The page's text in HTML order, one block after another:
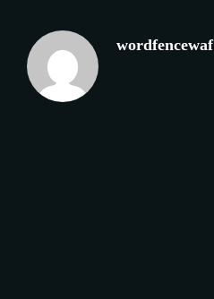
wordfencewaf